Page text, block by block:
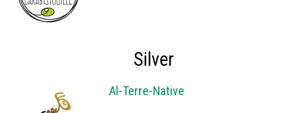
Silver
Al-Terre-Native